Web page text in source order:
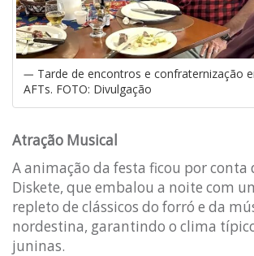
Tarde de encontros e confraternização
AFTs. FOTO: Divulgação
Atração Musical
A animação da festa ficou por conta
Diskete, que embalou a noite com
repleto de clássicos do forró e da
nordestina, garantindo o clima
juninas.